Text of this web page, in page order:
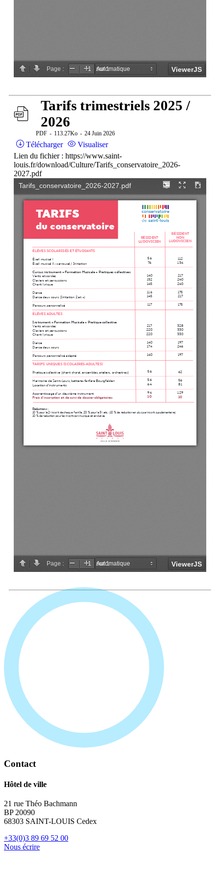
Tarifs trimestriels 2025 /
2026
PDF 113.27Ko 24 Juin 2026
Télécharger
Visualiser
Lien du fichier : https://www.saint-
louis.fr/download/Culture/Tarifs_conservatoire_2026-
2027.pdf
Contact
Hôtel de ville
21 rue Théo Bachmann
BP 20090
68303 SAINT-LOUIS Cedex
+33(0)3 89 69 52 00
Nous écrire